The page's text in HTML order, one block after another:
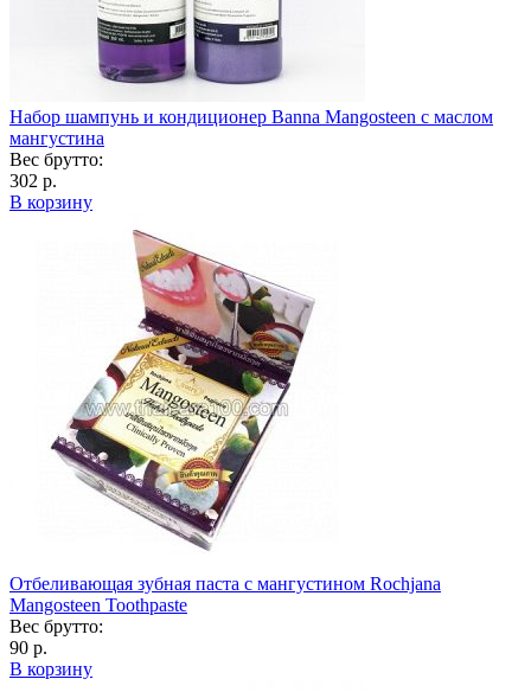
Набор шампунь и кондиционер Banna Mangosteen с маслом
мангустина
Вес брутто:
302 р.
В корзину
Отбеливающая зубная паста с мангустином Rochjana
Mangosteen Toothpaste
Вес брутто:
90 р.
В корзину